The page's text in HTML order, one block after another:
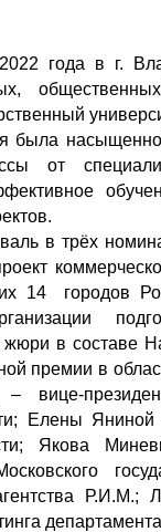
года в г.
была
от
в трёх
14 городов
жюри в составе
премии в
– вице-
Елены Яниной
Якова